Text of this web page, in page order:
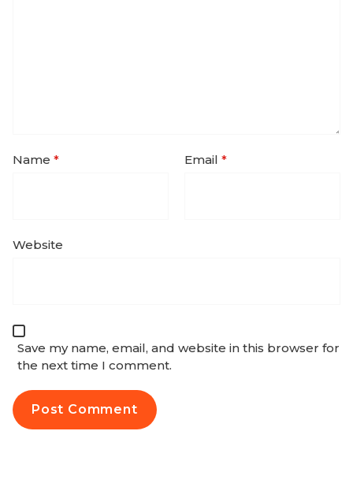
Name * Email *
Website
Save my name, email, and website in this browser for
the next time I comment.